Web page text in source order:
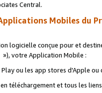
Central.
Mobiles du
logicielle conçue pour et
»), votre Application Mobile :
ou les app stores d'Apple ou
téléchargement et tous les